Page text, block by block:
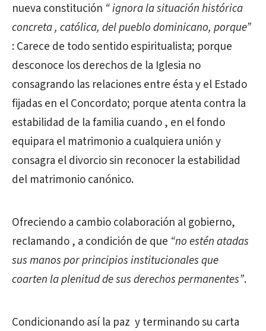
nueva constitución “ ignora la situación histórica
concreta , católica, del pueblo dominicano, porque”
: Carece de todo sentido espiritualista; porque
desconoce los derechos de la Iglesia no
consagrando las relaciones entre ésta y el Estado
fijadas en el Concordato; porque atenta contra la
estabilidad de la familia cuando , en el fondo
equipara el matrimonio a cualquiera unión y
consagra el divorcio sin reconocer la estabilidad
del matrimonio canónico.
Ofreciendo a cambio colaboración al gobierno,
reclamando , a condición de que “no estén atadas
sus manos por principios institucionales que
coarten la plenitud de susderechos permanentes”.
Condicionando así la paz y terminando su carta